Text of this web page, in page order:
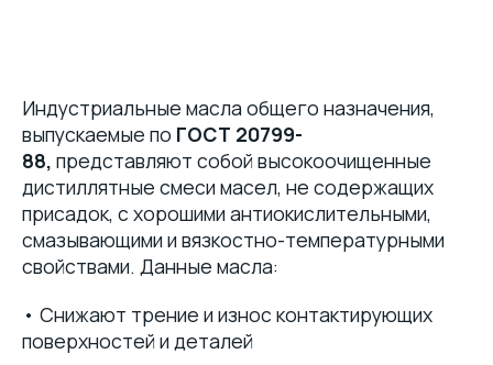
Индустриальные масла общего назначения,
выпускаемые по ГОСТ 20799-
88, представляют собой высокоочищенные
дистиллятные смеси масел, не содержащих
присадок, с хорошими антиокислительными,
смазывающими и вязкостно-температурными
свойствами. Данные масла:
• Снижают трение и износ контактирующих
поверхностей и деталей